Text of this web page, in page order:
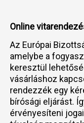
Online
Az Európai
amelybe a
keresztül
vásárláshoz
rendezzék egy
bírósági eljárást.
érvényesíteni